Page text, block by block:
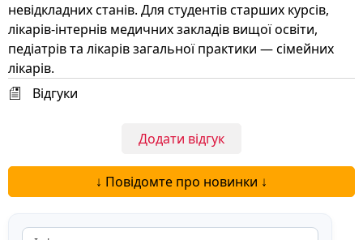
невідкладних станів. Для студентів старших курсів,
лікарів-інтернів медичних закладів вищої освіти,
педіатрів та лікарів загальної практики — сімейних
лікарів.
Відгуки
Додати відгук
↓ Повідомте про новинки ↓